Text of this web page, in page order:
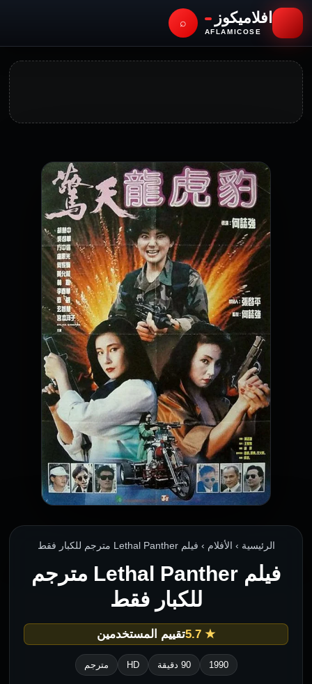
افلاميكوز
AFLAMICOSE
⌕
الرئيسية › الأفلام › فيلم Lethal Panther مترجم للكبار فقط
فيلم Lethal Panther مترجم
للكبار فقط
★ 5.7 تقييم المستخدمين
1990 90 دقيقة HD مترجم